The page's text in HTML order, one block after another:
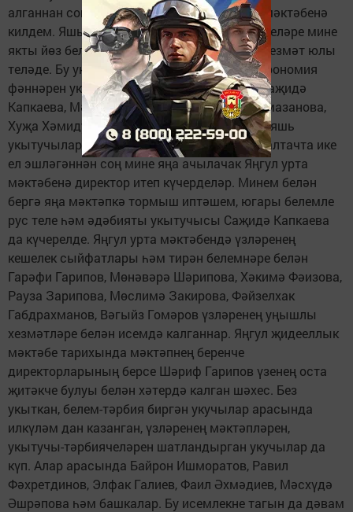
алганнан соң, юллама буенча Балтач урта мәктәбенә
килдем. Яшь белгеч буларак мәктәп җитәкчеләре мине
якты йөз белән каршы алды һәм уңышлы хезмәт юлы
теләде. Бу уку елында миңа география, астрономия
фәннәрен укыту эше тапшырылды. Миңа Саҗидә
Капкаева, Мәдинә Солтанова, Миңнегөл Рамазанова,
Хуҗа Хәмидуллин, Бакый Зыятдинов кебек яшь
укытучылар белән эшләү насыйп булды. Балтачта ике
ел эшләгәннән соң мине яңа ачылачак Яңгул урта
мәктәбенә директор итеп күчерделәр. Минем белән
бергә яңа мәктәпкә тормыш иптәшем, югары белемле
рус теле һәм әдәбияты укытучысы Саҗидә Капкаева
да күчерелде. Яңгул урта мәктәбендә үзләренең
кешелек сыйфатлары һәм тирән белемнәре белән
Гарәфи Гарипов, Мөнәвәрә Шәрипова, Хәкимә Фәизова,
Рауза Зарипова, Мөслимә Закирова, Фәйзелхак
Габдрахманов, Вәгыйз Гомәров үзләренең уңышлы
хезмәтләре белән исемдә калганнар. Яңгул җидееллык
мәктәбе тарихында мәктәпнең беренче
директорларының берсе Шәриф Гарипов үзенең оста
җитәкче булуы белән хәтердә калган шәхес. Без
укыткан, белем-тәрбия биргән укучылар арасында
илкүләм дан казанган, үзләренең мәктәпләрен,
укытучы-тәрбиячеләрен шатландырган укучылар да
күп. Алар арасында Байрон Ишморатов, Равил
Фәхретдинов, Элфак Галиев, Фаил Әхмәдиев, Мәсхүдә
Әшрәпова һәм башкалар. Бу исемлекне тагын да дәвам